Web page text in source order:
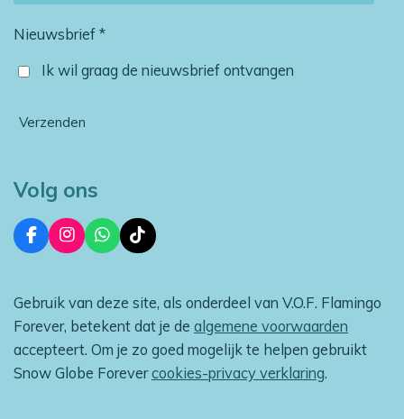
Nieuwsbrief *
Ik wil graag de nieuwsbrief ontvangen
Verzenden
Volg ons
F
a
b
o
k
I
n
a
g
r
a
m
W
h
s
A
p
T
i
o
k
Gebruik van deze site, als onderdeel van V.O.F. Flamingo
Forever, betekent dat je de algemene voorwaarden
accepteert. Om je zo goed mogelijk te helpen gebruikt
Snow Globe Forevercookies-privacy verklaring.